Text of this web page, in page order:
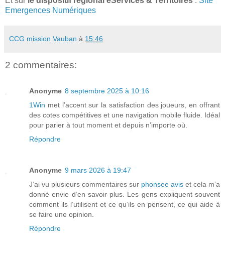
Emergences Numériques
CCG mission Vauban à 15:46
2 commentaires:
Anonyme 8 septembre 2025 à 10:16
1Win met l’accent sur la satisfaction des joueurs, en offrant
des cotes compétitives et une navigation mobile fluide. Idéal
pour parier à tout moment et depuis n’importe où.
Répondre
Anonyme 9 mars 2026 à 19:47
J’ai vu plusieurs commentaires sur phonsee avis et cela m’a
donné envie d’en savoir plus. Les gens expliquent souvent
comment ils l’utilisent et ce qu’ils en pensent, ce qui aide à
se faire une opinion.
Répondre